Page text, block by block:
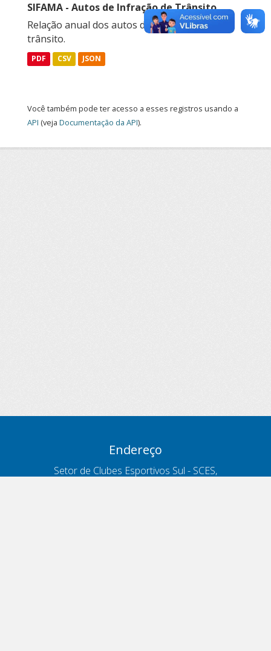
SIFAMA - Autos de Infração de Trânsito
Relação anual dos autos de infração de
trânsito.
PDF CSV JSON
Você também pode ter acesso a esses registros usando a
API (veja Documentação da API).
Endereço
Setor de Clubes Esportivos Sul - SCES,